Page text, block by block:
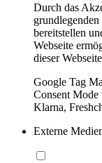
Durch das
bereitstellen
Webseite
dieser
Google Tag
Consent
Klarna,
Externe